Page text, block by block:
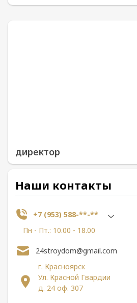
директор
Наши контакты
+7 (953) 588-**-**
Пн - Пт.: 10.00 - 18.00
г. Красноярск
Ул. Красной Гвардии
д. 24 оф. 307
24stroydom@gmail.com